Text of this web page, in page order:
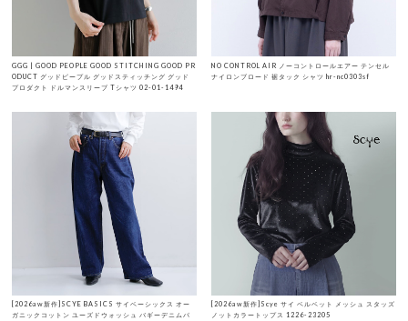
GGG | GOOD PEOPLE GOOD STITCHING GOOD PR
ODUCT グッドピープル グッドスティッチング グッド
プロダクト ドルマンスリーブ Tシャツ 02-01-1494
NO CONTROL AIR ノーコントロールエアー テンセル
ナイロンブロード 裾タック シャツ hr-nc0303sf
[2026aw新作]SCYE BASICS サイベーシックス オー
ガニックコットン ユーズドウォッシュ バギーデニムパ
[2026aw新作]Scye サイ ベルベット メッシュ スタッズ
ノットカラートップス 1226-23205